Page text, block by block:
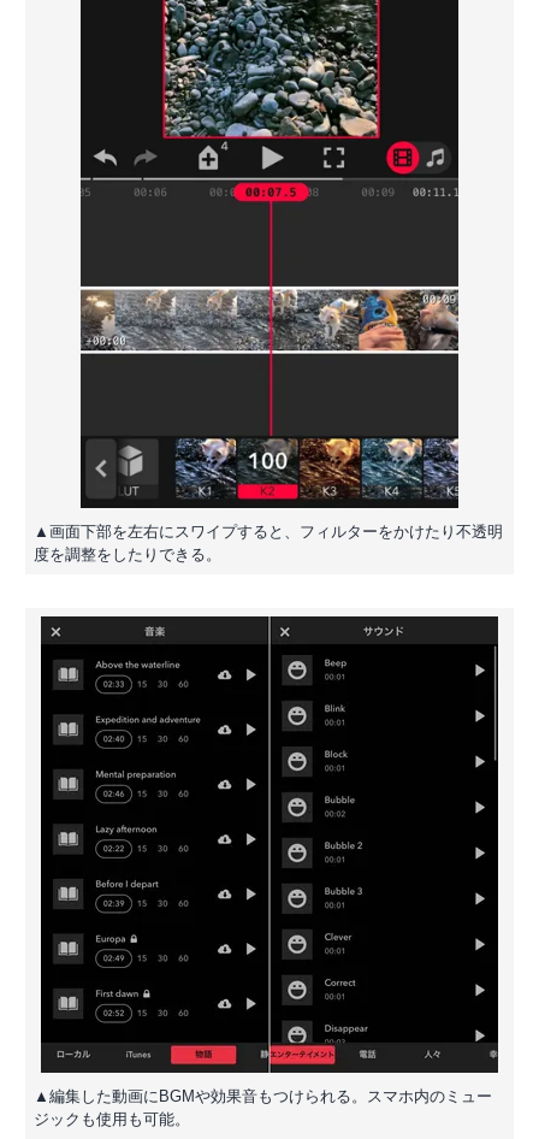
▲画面下部を左右にスワイプすると、フィルターをかけたり不透明
度を調整をしたりできる。
▲編集した動画にBGMや効果音もつけられる。スマホ内のミュー
ジックも使用も可能。